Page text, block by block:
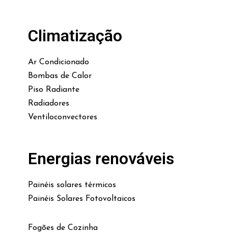
Climatização
Ar Condicionado
Bombas de Calor
Piso Radiante
Radiadores
Ventiloconvectores
Energias renováveis
Painéis solares térmicos
Painéis Solares Fotovoltaicos
Fogões de Cozinha